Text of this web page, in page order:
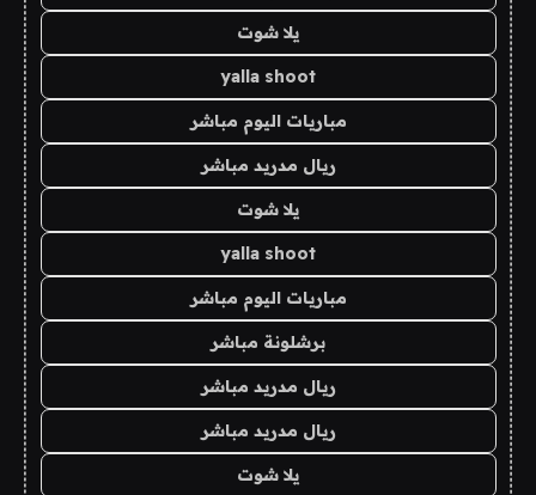
يلا شوت
yalla shoot
مباريات اليوم مباشر
ريال مدريد مباشر
يلا شوت
yalla shoot
مباريات اليوم مباشر
برشلونة مباشر
ريال مدريد مباشر
ريال مدريد مباشر
يلا شوت